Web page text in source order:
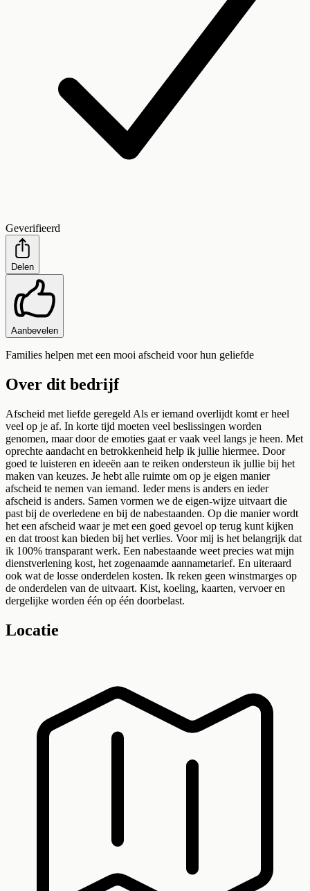
Geverifieerd
Delen
Aanbevelen
Families helpen met een mooi afscheid voor hun geliefde
Over dit bedrijf
Afscheid met liefde geregeld Als er iemand overlijdt komt er heel
veel op je af. In korte tijd moeten veel beslissingen worden
genomen, maar door de emoties gaat er vaak veel langs je heen. Met
oprechte aandacht en betrokkenheid help ik jullie hiermee. Door
goed te luisteren en ideeën aan te reiken ondersteun ik jullie bij het
maken van keuzes. Je hebt alle ruimte om op je eigen manier
afscheid te nemen van iemand. Ieder mens is anders en ieder
afscheid is anders. Samen vormen we de eigen-wijze uitvaart die
past bij de overledene en bij de nabestaanden. Op die manier wordt
het een afscheid waar je met een goed gevoel op terug kunt kijken
en dat troost kan bieden bij het verlies. Voor mij is het belangrijk dat
ik 100% transparant werk. Een nabestaande weet precies wat mijn
dienstverlening kost, het zogenaamde aannametarief. En uiteraard
ook wat de losse onderdelen kosten. Ik reken geen winstmarges op
de onderdelen van de uitvaart. Kist, koeling, kaarten, vervoer en
dergelijke worden één op één doorbelast.
Locatie